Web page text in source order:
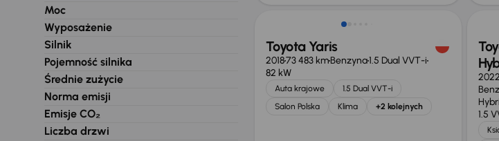
Moc
Wyposażenie
Silnik
Pojemność silnika
Średnie zużycie
Norma emisji
Emisje CO₂
Liczba drzwi
Toyota Yaris
201873 483 kmBenzyna1.5 Dual VVT-i
82 kW
Auta krajowe
1.5 Dual VVT-i
Salon Polska
Klima +2 kolejnych
2022
1.5